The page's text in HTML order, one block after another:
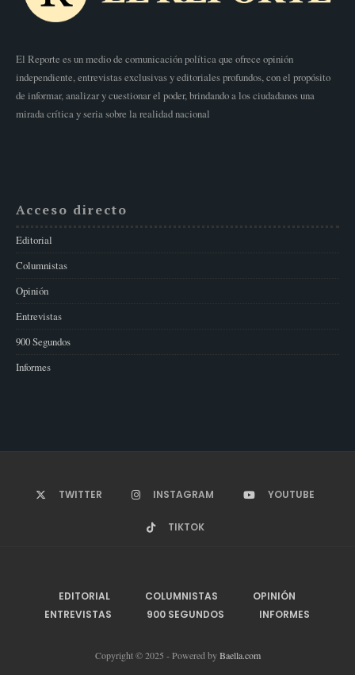
El Reporte es un medio de comunicación política que ofrece opinión
independiente, entrevistas exclusivas y editoriales profundos, con el propósito
de informar, analizar y cuestionar el poder, brindando a los ciudadanos una
mirada crítica y seria sobre la realidad nacional
Acceso directo
Editorial
Columnistas
Opinión
Entrevistas
900 Segundos
Informes
TWITTER INSTAGRAM YOUTUBE
TIKTOK
EDITORIAL COLUMNISTAS
OPINIÓN
ENTREVISTAS
900 SEGUNDOS INFORMES
Copyright © 2025 - Powered byBaella.com